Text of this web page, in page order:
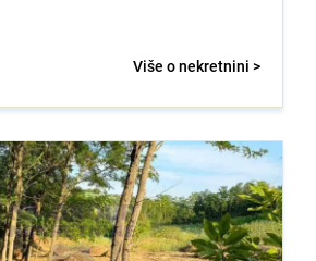
Više o nekretnini >